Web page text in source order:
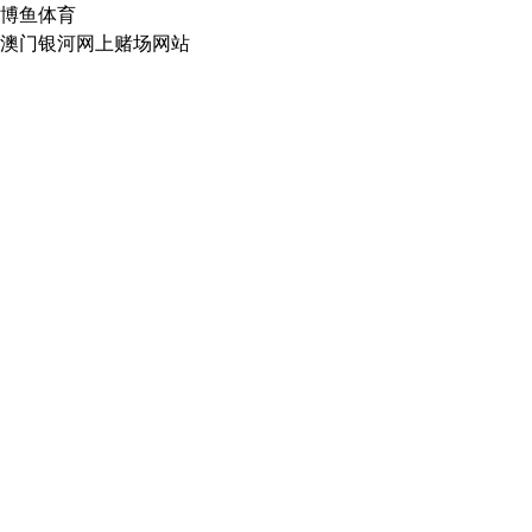
博鱼体育
澳门银河网上赌场网站